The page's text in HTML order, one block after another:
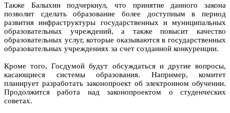
Также Балыхин подчеркнул, что принятие данного закона
позволит сделать образование более доступным в период
развития инфраструктуры государственных и муниципальных
образовательных учреждений, а также повысит качество
образовательных услуг, которые оказываются в государственных
образовательных учреждениях за счет созданной конкуренции.
Кроме того, Госдумой будут обсуждаться и другие вопросы,
касающиеся системы образования. Например, комитет
планирует разработать законопроект об электронном обучении.
Продолжится работа над законопроектом о студенческих
советах.